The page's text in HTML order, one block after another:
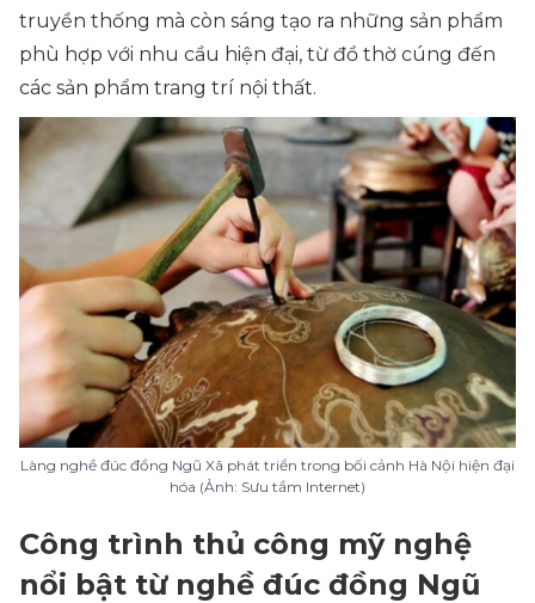
truyền thống mà còn sáng tạo ra những sản phẩm
phù hợp với nhu cầu hiện đại, từ đồ thờ cúng đến
các sản phẩm trang trí nội thất.
Làng nghề đúc đồng Ngũ Xã phát triển trong bối cảnh Hà Nội hiện đại
hóa (Ảnh: Sưu tầm Internet)
Công trình thủ công mỹ nghệ
nổi bật từ nghề đúc đồng Ngũ